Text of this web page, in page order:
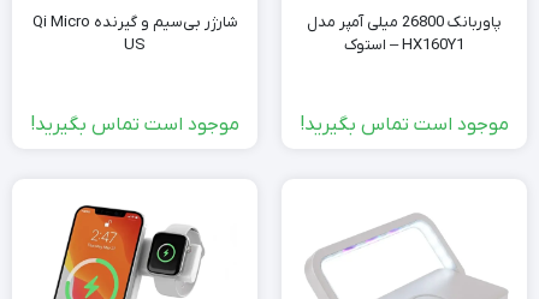
پاوربانک 26800 میلی آمپر مدل
HX160Y1 – استوک
موجود است تماس بگیرید!
شارژر بی‌سیم و گیرنده Qi Micro
US
موجود است تماس بگیرید!